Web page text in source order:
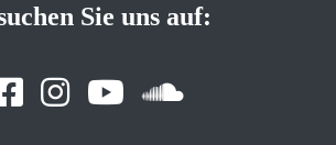
Sie uns auf: